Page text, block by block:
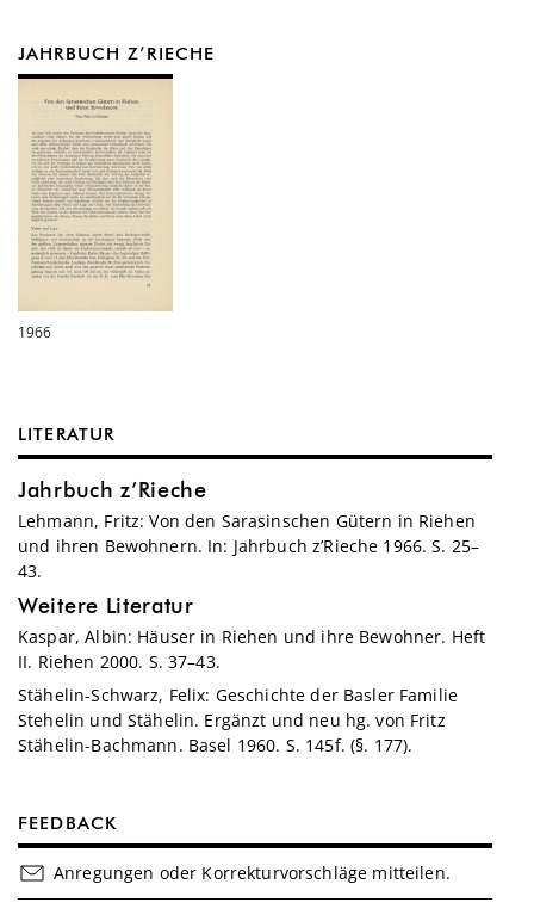
JAHRBUCH Z’RIECHE
1966
LITERATUR
Jahrbuch z’Rieche
Lehmann, Fritz: Von den Sarasinschen Gütern in Riehen
und ihren Bewohnern. In: Jahrbuch z’Rieche 1966. S. 25–
43.
Weitere Literatur
Kaspar, Albin: Häuser in Riehen und ihre Bewohner. Heft
II. Riehen 2000. S. 37–43.
Stähelin-Schwarz, Felix: Geschichte der Basler Familie
Stehelin und Stähelin. Ergänzt und neu hg. von Fritz
Stähelin-Bachmann. Basel 1960. S. 145f. (§. 177).
FEEDBACK
Anregungen oder Korrekturvorschläge mitteilen.